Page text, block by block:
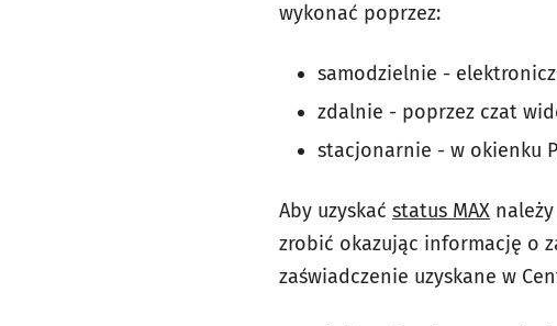
wykonać poprzez:
samodzielnie -
zdalnie - poprzez czat
stacjonarnie - w okienku
Aby uzyskać status MAX
zrobić okazując informację o
zaświadczenie uzyskane w